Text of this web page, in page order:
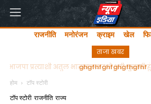
राजनीति मनोरंजन क्राइम खेल
ताजा खबर
ghgfhfghfghgfhgfhf
होम टॉप स्टोरी
टॉप स्टोरी राजनीति राज्य